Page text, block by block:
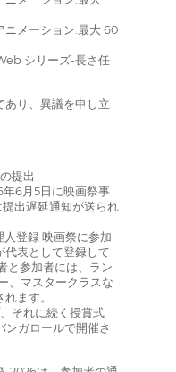
ニメーション:最大 60
シリーズ-長さ任
あり、異議を申し立
提出
年6月5日に映画祭事
出遅延通知が送られ
人登録 映画祭に参加
代表として登録して
と参加者には、ラン
、マスタークラスな
ます。
それに続く授賞式
ガロールで開催さ